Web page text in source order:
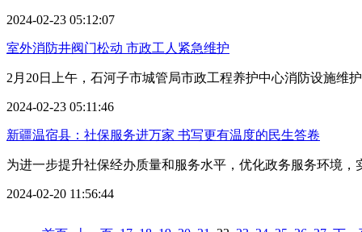
2024-02-23 05:12:07
室外消防井阀门松动 市政工人紧急维护
2月20日上午，石河子市城管局市政工程养护中心消防设施维
2024-02-23 05:11:46
新疆温宿县：社保服务进万家 书写更有温度的民生答卷
为进一步提升社保经办质量和服务水平，优化政务服务环境
2024-02-20 11:56:44